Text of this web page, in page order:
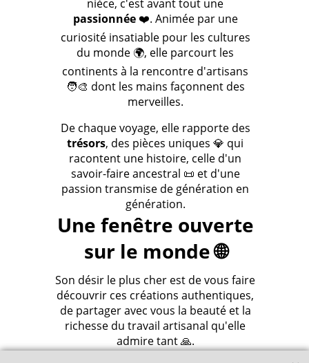
nièce, c'est avant tout une
passionnée❤️. Animée par une
curiosité insatiable pour les cultures
du monde 🌍, elle parcourt les
continents à la rencontre d'artisans
🧑‍🎨 dont les mains façonnent des
merveilles.
De chaque voyage, elle rapporte des
trésors, des pièces uniques 💎 qui
racontent une histoire, celle d'un
savoir-faire ancestral 📜 et d'une
passion transmise de génération en
génération.
Une fenêtre ouverte
sur le monde 🌐
Son désir le plus cher est de vous faire
découvrir ces créations authentiques,
de partager avec vous la beauté et la
richesse du travail artisanal qu'elle
admire tant 🙏.